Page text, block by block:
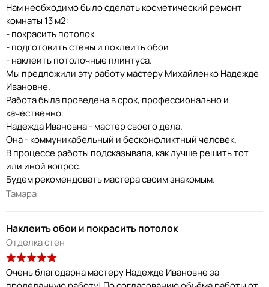
Нам необходимо было сделать косметический ремонт
комнаты 13 м2:
- покрасить потолок
- подготовить стены и поклеить обои
- наклеить потолочные плинтуса.
Мы предложили эту работу мастеру Михайленко Надежде
Ивановне.
Работа была проведена в срок, профессионально и
качественно.
Надежда Ивановна - мастер своего дела.
Она - коммуникабельный и бесконфликтный человек.
В процессе работы подсказывала, как лучше решить тот
или иной вопрос.
Будем рекомендовать мастера своим знакомым.
Тамара
Наклеить обои и покрасить потолок
Отделка стен
Очень благодарна мастеру Надежде Ивановне за